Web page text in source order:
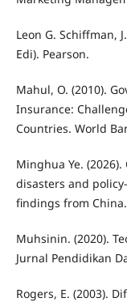
Leon G. Schiffman,
Edi). Pearson.
Mahul, O. (2010).
Insurance:
Countries. World
Minghua Ye.
disasters and
findings from
Muhsinin. (2020).
Jurnal Pendidikan
Rogers, E. (2003).